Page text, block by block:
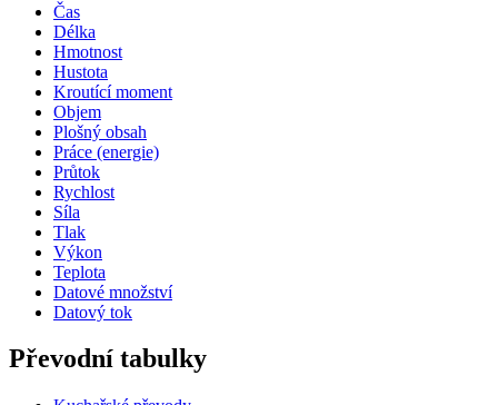
Čas
Délka
Hmotnost
Hustota
Kroutící moment
Objem
Plošný obsah
Práce (energie)
Průtok
Rychlost
Síla
Tlak
Výkon
Teplota
Datové množství
Datový tok
Převodní tabulky